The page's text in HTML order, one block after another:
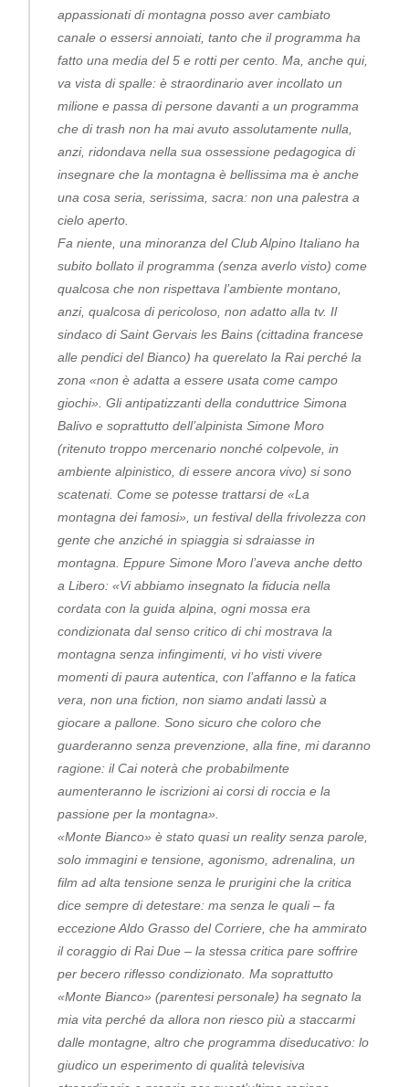
appassionati di montagna posso aver cambiato
canale o essersi annoiati, tanto che il programma ha
fatto una media del 5 e rotti per cento. Ma, anche qui,
va vista di spalle: è straordinario aver incollato un
milione e passa di persone davanti a un programma
che di trash non ha mai avuto assolutamente nulla,
anzi, ridondava nella sua ossessione pedagogica di
insegnare che la montagna è bellissima ma è anche
una cosa seria, serissima, sacra: non una palestra a
cielo aperto.
Fa niente, una minoranza del Club Alpino Italiano ha
subito bollato il programma (senza averlo visto) come
qualcosa che non rispettava l’ambiente montano,
anzi, qualcosa di pericoloso, non adatto alla tv. Il
sindaco di Saint Gervais les Bains (cittadina francese
alle pendici del Bianco) ha querelato la Rai perché la
zona «non è adatta a essere usata come campo
giochi». Gli antipatizzanti della conduttrice Simona
Balivo e soprattutto dell’alpinista Simone Moro
(ritenuto troppo mercenario nonché colpevole, in
ambiente alpinistico, di essere ancora vivo) si sono
scatenati. Come se potesse trattarsi de «La
montagna dei famosi», un festival della frivolezza con
gente che anziché in spiaggia si sdraiasse in
montagna. Eppure Simone Moro l’aveva anche detto
a Libero: «Vi abbiamo insegnato la fiducia nella
cordata con la guida alpina, ogni mossa era
condizionata dal senso critico di chi mostrava la
montagna senza infingimenti, vi ho visti vivere
momenti di paura autentica, con l’affanno e la fatica
vera, non una fiction, non siamo andati lassù a
giocare a pallone. Sono sicuro che coloro che
guarderanno senza prevenzione, alla fine, mi daranno
ragione: il Cai noterà che probabilmente
aumenteranno le iscrizioni ai corsi di roccia e la
passione per la montagna».
«Monte Bianco» è stato quasi un reality senza parole,
solo immagini e tensione, agonismo, adrenalina, un
film ad alta tensione senza le prurigini che la critica
dice sempre di detestare: ma senza le quali – fa
eccezione Aldo Grasso del Corriere, che ha ammirato
il coraggio di Rai Due – la stessa critica pare soffrire
per becero riflesso condizionato. Ma soprattutto
«Monte Bianco» (parentesi personale) ha segnato la
mia vita perché da allora non riesco più a staccarmi
dalle montagne, altro che programma diseducativo: lo
giudico un esperimento di qualità televisiva